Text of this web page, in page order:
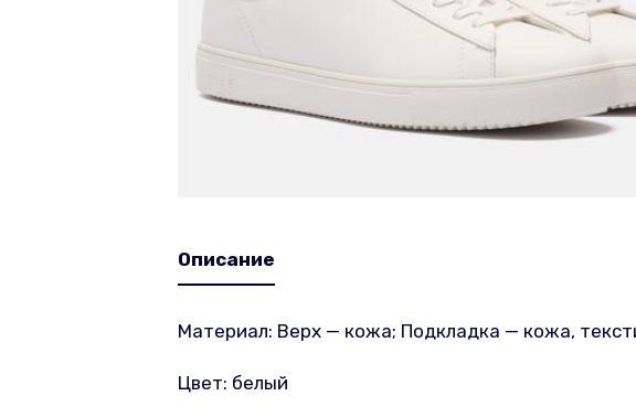
Описание
Материал: Верх — кожа; Подкладка — кожа,
Цвет: белый